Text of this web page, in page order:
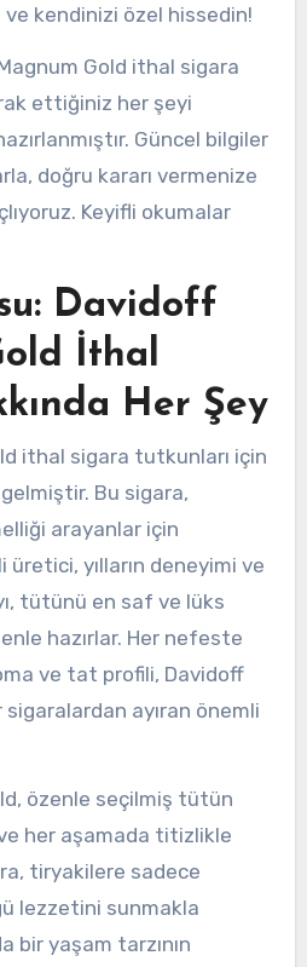
ve kendinizi özel hissedin!
Gold ithal sigara
ettiğiniz her şeyi
Güncel bilgiler
doğru kararı vermenize
Keyifli okumalar
Davidoff
İthal
Her Şey
ithal sigara tutkunları için
Bu sigara,
arayanlar için
üretici, yılların deneyimi ve
tütünü en saf ve lüks
hazırlar. Her nefeste
ve tat profili, Davidoff
ayıran önemli
özenle seçilmiş tütün
her aşamada titizlikle
tiryakilere sadece
lezzetini sunmakla
bir yaşam tarzının